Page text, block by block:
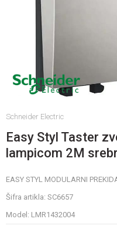
Schneider Electric
Easy Styl Taster
lampicom 2M
EASY STYL MODULARNI
Šifra artikla: SC6657
Model: LMR1432004